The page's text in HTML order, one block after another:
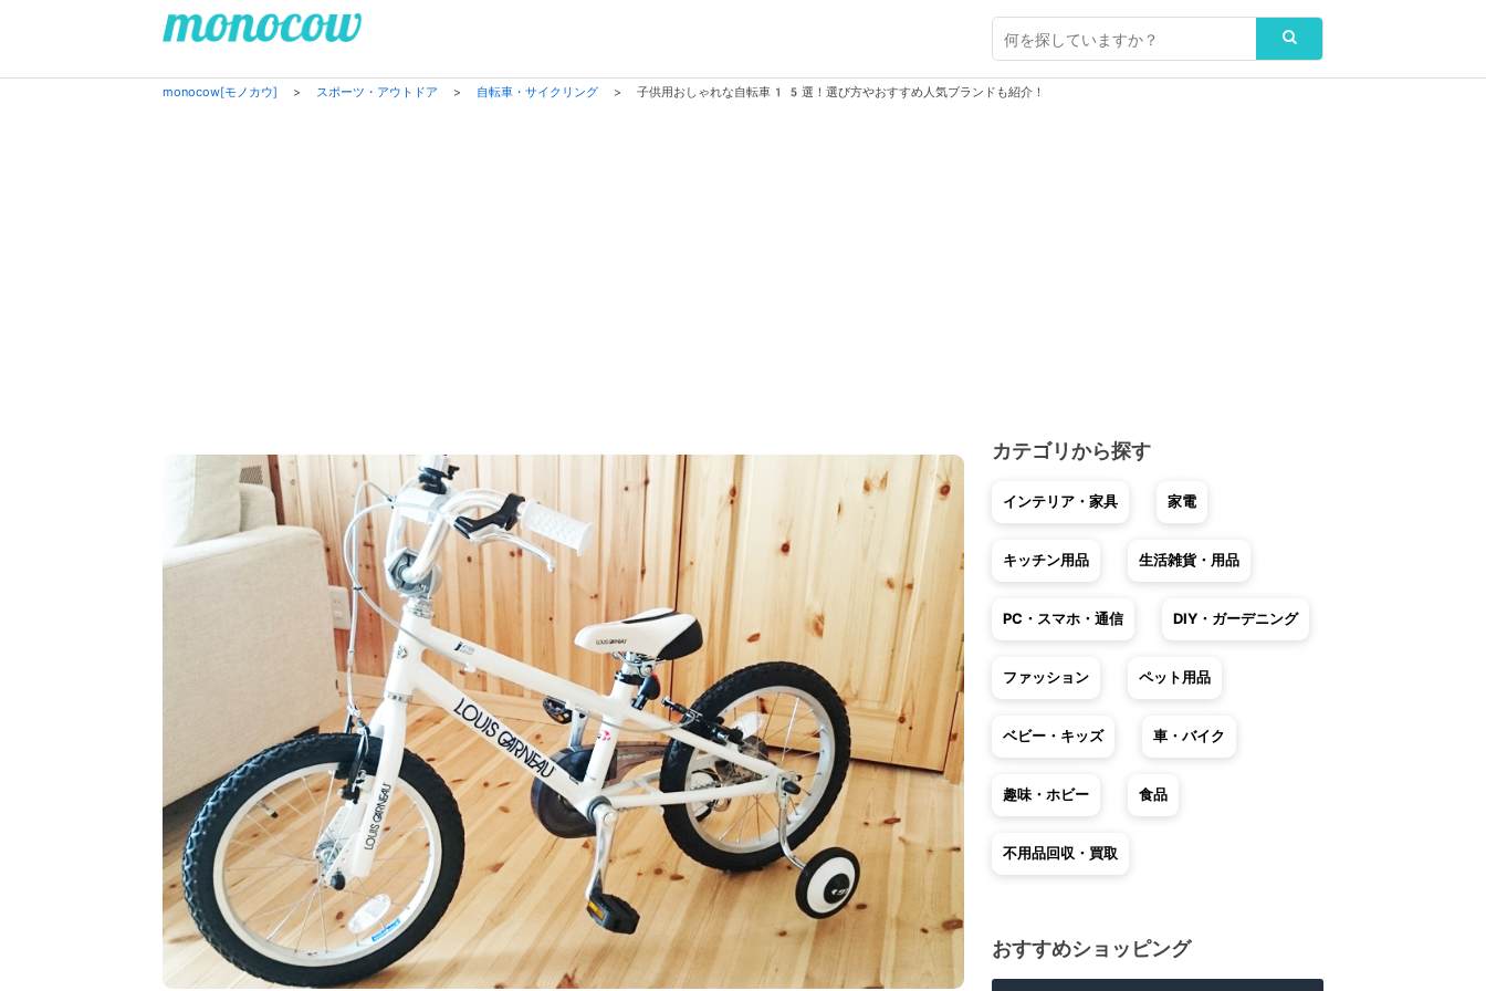
monocow[モノカウ] > スポーツ・アウトドア > 自転車・サイクリング > 子供用おしゃれな自転車15選！選び方やおすすめ人気ブランドも紹介！
カテゴリから探す
インテリア・家具 家電
キッチン用品 生活雑貨・用品
PC・スマホ・通信 DIY・ガーデニング
ファッション ペット用品
ベビー・キッズ 車・バイク
趣味・ホビー 食品
不用品回収・買取
おすすめショッピング